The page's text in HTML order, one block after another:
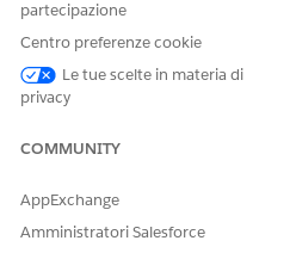
partecipazione
Centro preferenze cookie
Le tue scelte in materia di
privacy
COMMUNITY
AppExchange
Amministratori Salesforce